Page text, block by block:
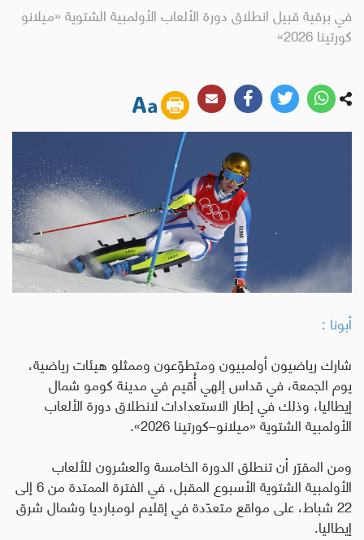
في برقية قبيل انطلاق دورة الألعاب الأولمبية الشتوية «ميلانو
كورتينا 2026»
أبونا :
شارك رياضيون أولمبيون ومتطوّعون وممثلو هيئات رياضية،
يوم الجمعة، في قداس إلهي أُقيم في مدينة كومو شمال
إيطاليا، وذلك في إطار الاستعدادات لانطلاق دورة الألعاب
الأولمبية الشتوية «ميلانو–كورتينا 2026».
ومن المقرّر أن تنطلق الدورة الخامسة والعشرون للألعاب
الأولمبية الشتوية الأسبوع المقبل، في الفترة الممتدة من 6 إلى
22 شباط، على مواقع متعدّدة في إقليم لومبارديا وشمال شرق
إيطاليا.